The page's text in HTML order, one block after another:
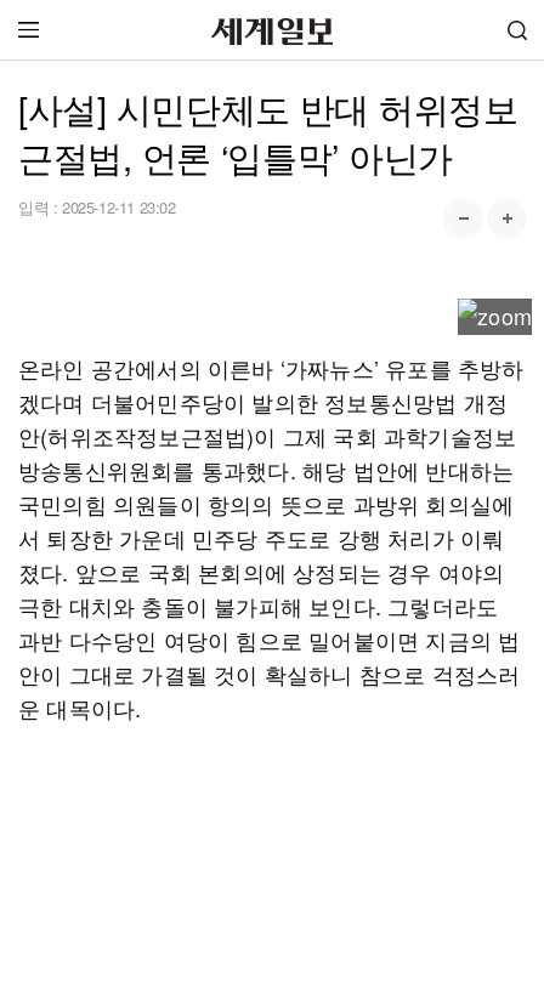
[사설] 시민단체도 반대 허위정보
근절법, 언론 ‘입틀막’ 아닌가
입력 : 2025-12-11 23:02
온라인 공간에서의 이른바 ‘가짜뉴스’ 유포를 추방하
겠다며 더불어민주당이 발의한 정보통신망법 개정
안(허위조작정보근절법)이 그제 국회 과학기술정보
방송통신위원회를 통과했다. 해당 법안에 반대하는
국민의힘 의원들이 항의의 뜻으로 과방위 회의실에
서 퇴장한 가운데 민주당 주도로 강행 처리가 이뤄
졌다. 앞으로 국회 본회의에 상정되는 경우 여야의
극한 대치와 충돌이 불가피해 보인다. 그렇더라도
과반 다수당인 여당이 힘으로 밀어붙이면 지금의 법
안이 그대로 가결될 것이 확실하니 참으로 걱정스러
운 대목이다.